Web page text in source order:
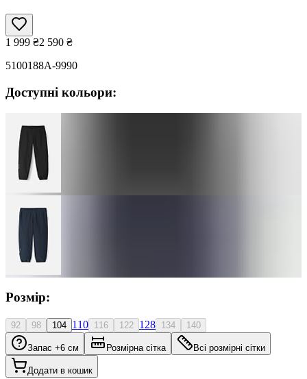
1 999 ₴2 590 ₴
5100188A-9990
Доступні кольори:
Розмір:
92 98 104 110 116 122 128 134 140
Запас +6 см Розмірна сітка Всі розмірні сітки
Додати в кошик